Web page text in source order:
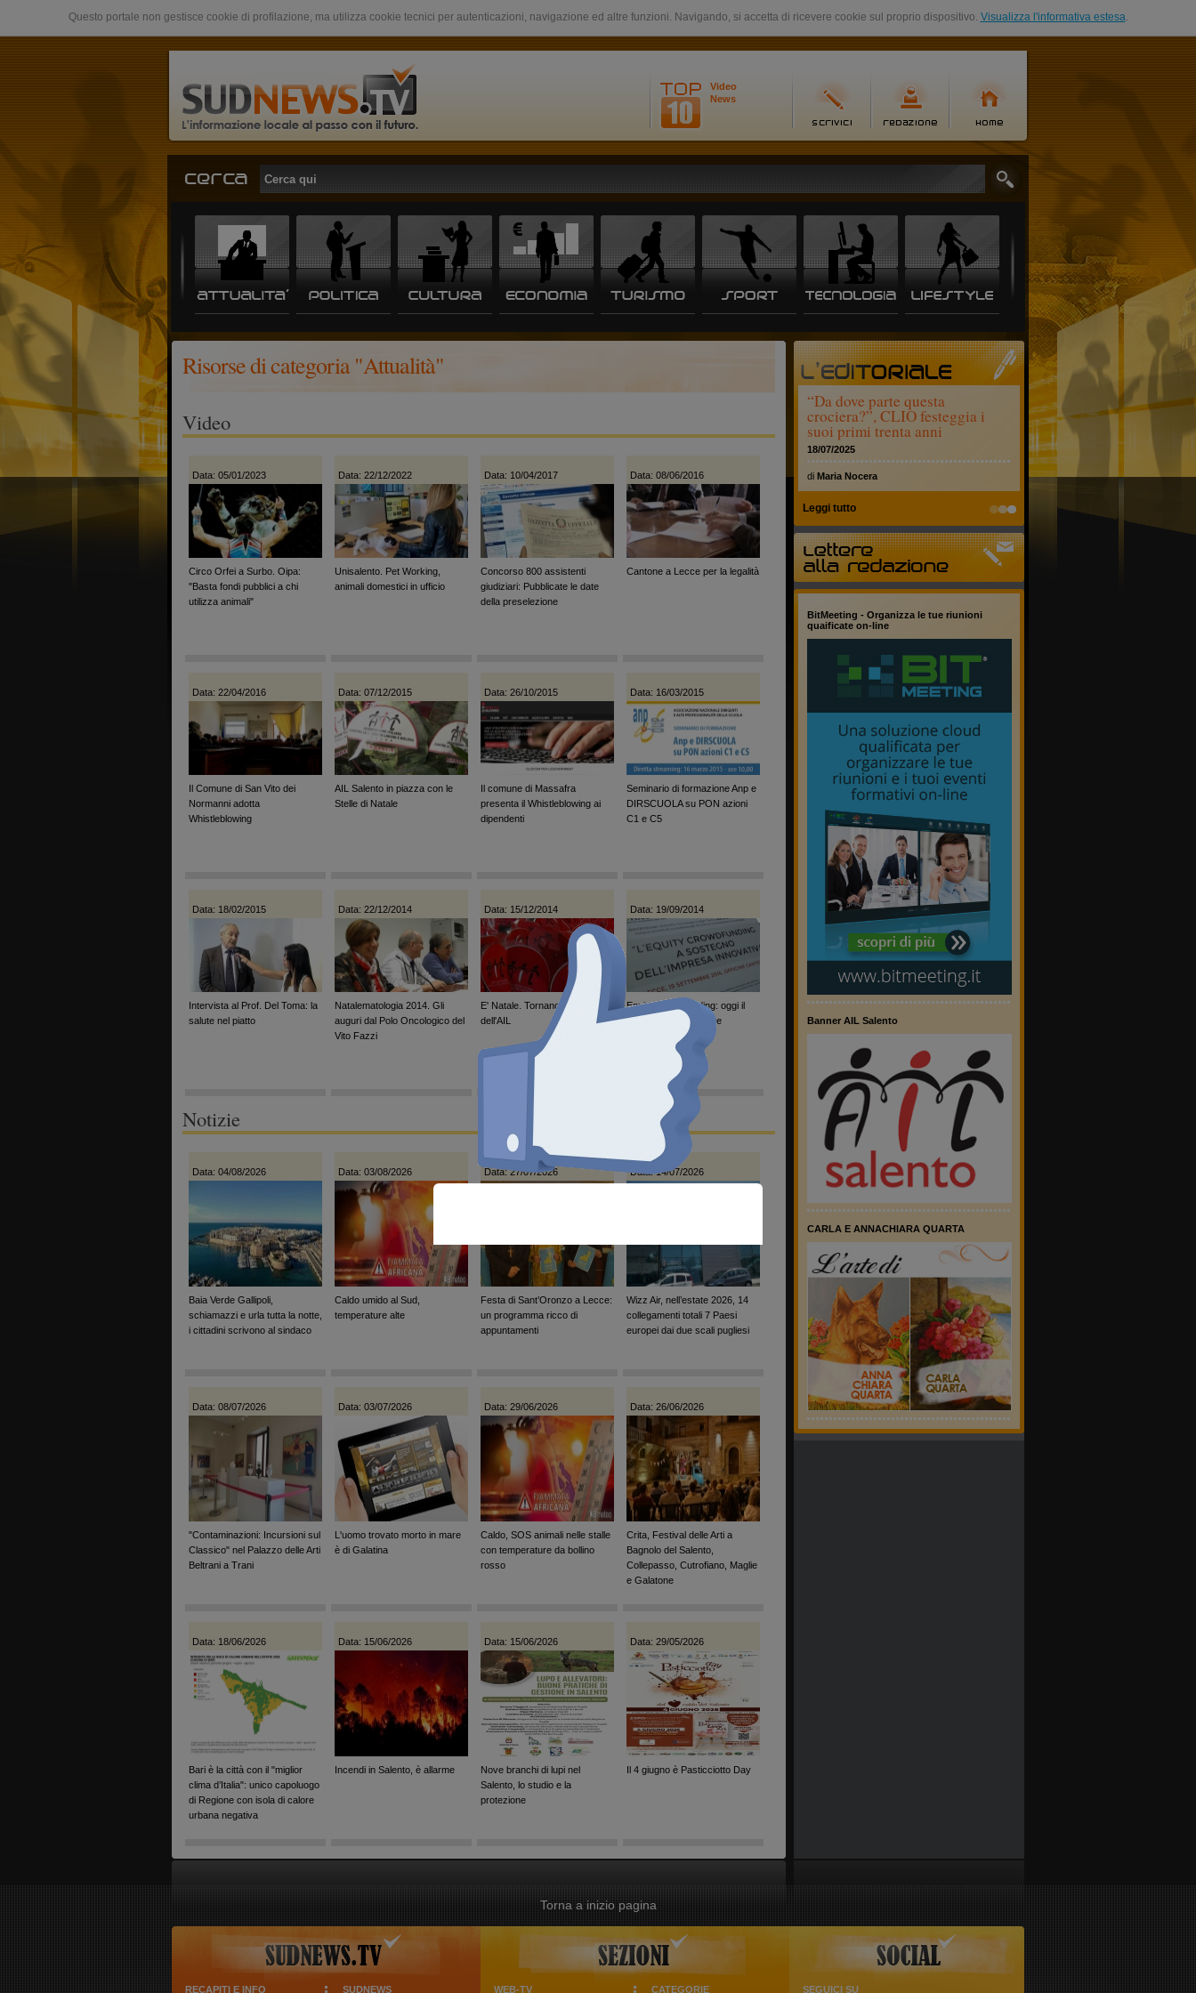
Questo portale non gestisce cookie di profilazione, ma utilizza cookie tecnici per autenticazioni, navigazione ed altre funzioni. Navigando, si accetta di ricevere cookie sul proprio dispositivo. Visualizza l'informativa estesa.
Video
News
Risorse di categoria "Attualità"
Video
Data: 05/01/2023
Circo Orfei a Surbo. Oipa:
"Basta fondi pubblici a chi
utilizza animali"
Data: 22/12/2022
Unisalento. Pet Working,
animali domestici in ufficio
Data: 10/04/2017
Concorso 800 assistenti
giudiziari: Pubblicate le date
della preselezione
Data: 08/06/2016
Cantone a Lecce per la legalità
Data: 22/04/2016
Il Comune di San Vito dei
Normanni adotta
Whistleblowing
Data: 07/12/2015
AIL Salento in piazza con le
Stelle di Natale
Data: 26/10/2015
Il comune di Massafra
presenta il Whistleblowing ai
dipendenti
Data: 16/03/2015
Seminario di formazione Anp e
DIRSCUOLA su PON azioni
C1 e C5
Data: 18/02/2015
Intervista al Prof. Del Toma: la
salute nel piatto
Data: 22/12/2014
Natalematologia 2014. Gli
auguri dal Polo Oncologico del
Vito Fazzi
Data: 15/12/2014
E' Natale. Tornano le 'stelle'
dell'AIL
Data: 19/09/2014
Equity Crowdfunding: oggi il
convegno alle Officine
Notizie
Data: 04/08/2026
Baia Verde Gallipoli,
schiamazzi e urla tutta la notte,
i cittadini scrivono al sindaco
Data: 03/08/2026
Caldo umido al Sud,
temperature alte
Data: 27/07/2026
Festa di Sant’Oronzo a Lecce:
un programma ricco di
appuntamenti
Data: 14/07/2026
Wizz Air, nell’estate 2026, 14
collegamenti totali 7 Paesi
europei dai due scali pugliesi
Data: 08/07/2026
"Contaminazioni: Incursioni sul
Classico" nel Palazzo delle Arti
Beltrani a Trani
Data: 03/07/2026
L'uomo trovato morto in mare
è di Galatina
Data: 29/06/2026
Caldo, SOS animali nelle stalle
con temperature da bollino
rosso
Data: 26/06/2026
Crita, Festival delle Arti a
Bagnolo del Salento,
Collepasso, Cutrofiano, Maglie
e Galatone
Data: 18/06/2026
Bari è la città con il "miglior
clima d’Italia": unico capoluogo
di Regione con isola di calore
urbana negativa
Data: 15/06/2026
Incendi in Salento, è allarme
Data: 15/06/2026
Nove branchi di lupi nel
Salento, lo studio e la
protezione
Data: 29/05/2026
Il 4 giugno è Pasticciotto Day
“Da dove parte questa
crociera?”, CLIO festeggia i
suoi primi trenta anni
18/07/2025
di Maria Nocera
Leggi tutto
BitMeeting - Organizza le tue riunioni
quaificate on-line
Banner AIL Salento
CARLA E ANNACHIARA QUARTA
Torna a inizio pagina
RECAPITI E INFO SUDNEWS WEB-TV CATEGORIE SEGUICI SU